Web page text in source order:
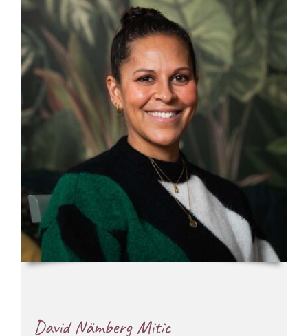
David Nämberg Mitic